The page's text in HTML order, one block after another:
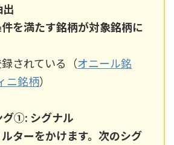
を満たす銘柄が対象銘柄に
されている（オニール銘
ニ銘柄）
グ①: シグナル
ターをかけます。次のシグ